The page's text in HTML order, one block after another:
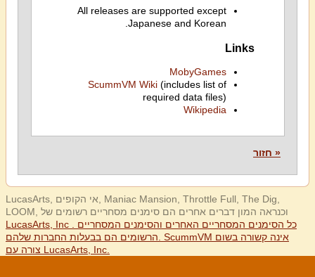
All releases are supported except
Japanese and Korean.
Links
MobyGames
ScummVM Wiki(includes list of
required data files)
Wikipedia
« חזור
LucasArts, אי הקופים, Maniac Mansion, Throttle Full, The Dig,
LOOM, וכנראה המון דברים אחרים הם סימנים מסחריים רשומים של
LucasArts, Inc . כל הסימנים המסחריים האחרים והסימנים המסחריים
הרשומים הם בבעלות החברות שלהם. ScummVM אינה קשורה בשום
צורה עם LucasArts, Inc.